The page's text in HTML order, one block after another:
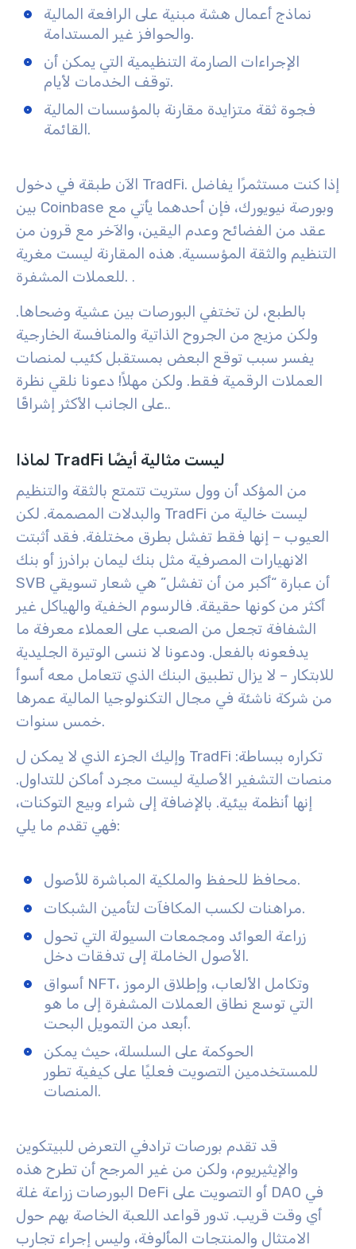
نماذج أعمال هشة مبنية على الرافعة المالية
والحوافز غير المستدامة.
الإجراءات الصارمة التنظيمية التي يمكن أن
توقف الخدمات لأيام.
فجوة ثقة متزايدة مقارنة بالمؤسسات المالية
القائمة.
الآن طبقة في دخول TradFi. إذا كنت مستثمرًا يفاضل
بين Coinbase وبورصة نيويورك، فإن أحدهما يأتي مع
عقد من الفضائح وعدم اليقين، والآخر مع قرون من
التنظيم والثقة المؤسسية. هذه المقارنة ليست مغرية
للعملات المشفرة. .
بالطبع، لن تختفي البورصات بين عشية وضحاها.
ولكن مزيج من الجروح الذاتية والمنافسة الخارجية
يفسر سبب توقع البعض بمستقبل كئيب لمنصات
العملات الرقمية فقط. ولكن مهلاً! دعونا نلقي نظرة
على الجانب الأكثر إشراقًا..
لماذا TradFi ليست مثالية أيضًا
من المؤكد أن وول ستريت تتمتع بالثقة والتنظيم
والبدلات المصممة. لكن TradFi ليست خالية من
العيوب – إنها فقط تفشل بطرق مختلفة. فقد أثبتت
الانهيارات المصرفية مثل بنك ليمان براذرز أو بنك
SVB أن عبارة “أكبر من أن تفشل” هي شعار تسويقي
أكثر من كونها حقيقة. فالرسوم الخفية والهياكل غير
الشفافة تجعل من الصعب على العملاء معرفة ما
يدفعونه بالفعل. ودعونا لا ننسى الوتيرة الجليدية
للابتكار – لا يزال تطبيق البنك الذي تتعامل معه أسوأ
من شركة ناشئة في مجال التكنولوجيا المالية عمرها
خمس سنوات.
وإليك الجزء الذي لا يمكن ل TradFi تكراره ببساطة:
منصات التشفير الأصلية ليست مجرد أماكن للتداول.
إنها أنظمة بيئية. بالإضافة إلى شراء وبيع التوكنات،
فهي تقدم ما يلي:
محافظ للحفظ والملكية المباشرة للأصول.
مراهنات لكسب المكافآت لتأمين الشبكات.
زراعة العوائد ومجمعات السيولة التي تحول
الأصول الخاملة إلى تدفقات دخل.
أسواق NFT، وتكامل الألعاب، وإطلاق الرموز
التي توسع نطاق العملات المشفرة إلى ما هو
أبعد من التمويل البحت.
الحوكمة على السلسلة، حيث يمكن
للمستخدمين التصويت فعليًا على كيفية تطور
المنصات.
قد تقدم بورصات ترادفي التعرض للبيتكوين
والإيثيريوم، ولكن من غير المرجح أن تطرح هذه
البورصات زراعة غلة DeFi أو التصويت على DAO في
أي وقت قريب. تدور قواعد اللعبة الخاصة بهم حول
الامتثال والمنتجات المألوفة، وليس إجراء تجارب